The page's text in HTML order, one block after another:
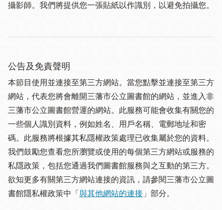
攝影師。我們將提供您一張貼紙以作識別，以避免拍攝您。
公告及免責聲明
本節目使用並連接至第三方網站。當您點擊並連接至第三方
網站，代表您將會離開三藩市公立圖書館的網站，並進入非
三藩市公立圖書館營運的網站。此服務可能會收集有關您的
一些個人識別資料，例如姓名、用戶名稱、電郵地址和密
碼。此服務將根據其私隱權政策處理已收集屬於您的資料。
我們鼓勵您查看您所瀏覽或使用的每個第三方網站或服務的
私隱政策，包括您通過我們圖書館服務與之互動的第三方。
欲知更多有關第三方網站連接的資訊，請參閱三藩市公立圖
書館隱私權政策中「 與其他網站的連接 」部分。